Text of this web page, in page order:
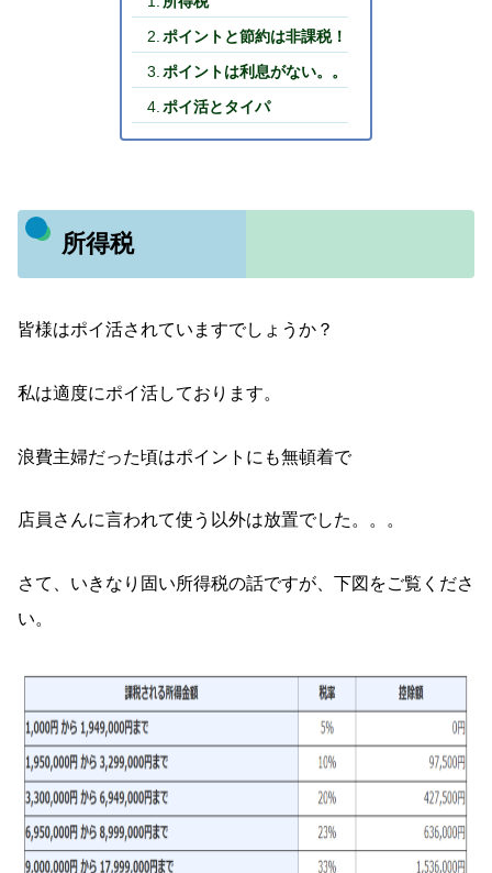
ポイントと節約は非課税！
ポイントは利息がない。。
ポイ活とタイパ
所得税
皆様はポイ活されていますでしょうか？
私は適度にポイ活しております。
浪費主婦だった頃はポイントにも無頓着で
店員さんに言われて使う以外は放置でした。。。
さて、いきなり固い所得税の話ですが、下図をご覧くださ
い。